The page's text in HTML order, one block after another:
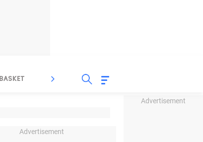
Advertisement
BASKET SPORT LAIN
Advertisement